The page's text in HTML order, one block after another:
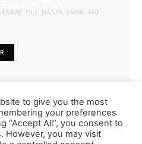
TILL NÄSTA GÅNG JAG
to give you the most
your preferences
“Accept All”, you consent to
However, you may visit